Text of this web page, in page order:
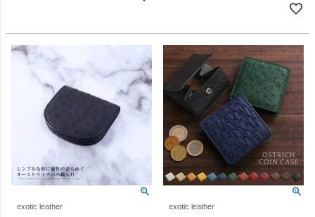
exotic leather exotic leather